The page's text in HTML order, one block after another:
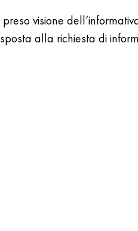
visione
alla richiesta di